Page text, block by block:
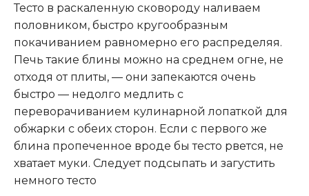
Тесто в раскаленную сковороду наливаем
половником, быстро кругообразным
покачиванием равномерно его распределяя.
Печь такие блины можно на среднем огне, не
отходя от плиты, — они запекаются очень
быстро — недолго медлить с
переворачиванием кулинарной лопаткой для
обжарки с обеих сторон. Если с первого же
блина пропеченное вроде бы тесто рвется, не
хватает муки. Следует подсыпать и загустить
немного тесто